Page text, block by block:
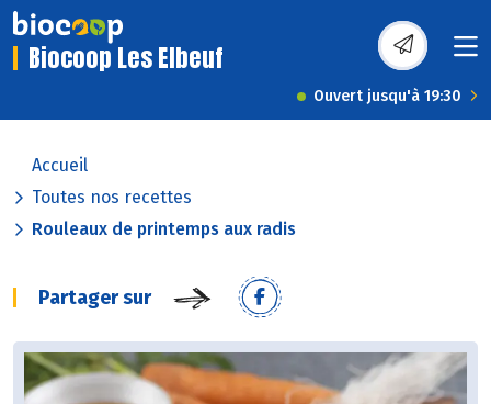
Biocoop Les Elbeuf
Ouvert jusqu'à 19:30
Accueil
Toutes nos recettes
Rouleaux de printemps aux radis
Partager sur